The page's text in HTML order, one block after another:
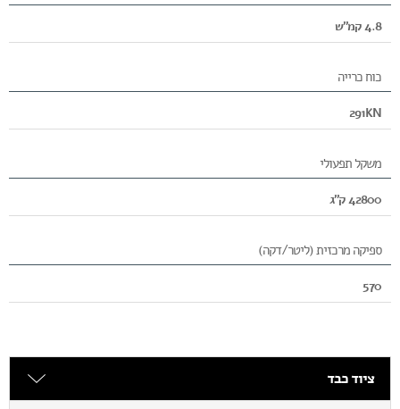
4.8 קמ"ש
כוח כרייה
291KN
משקל תפעולי
42800 ק"ג
ספיקה מרכזית (ליטר/דקה)
570
ציוד כבד